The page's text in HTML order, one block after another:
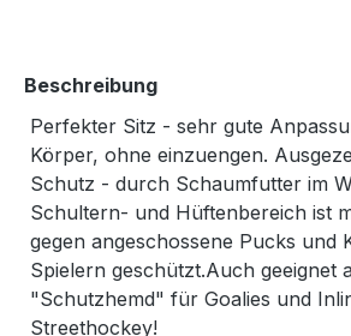
Beschreibung
Perfekter Sitz - sehr gute
Körper, ohne einzuengen.
Schutz - durch Schaumfutter im
Schultern- und Hüftenbereich ist
gegen angeschossene Pucks und
Spielern geschützt.Auch geeignet
"Schutzhemd" für Goalies und
Streethockey!